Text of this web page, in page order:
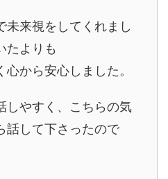
未来視をしてくれまし
たよりも
から安心しました。
しやすく、こちらの気
話して下さったので